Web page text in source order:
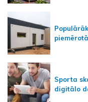
Sporta
digitālo